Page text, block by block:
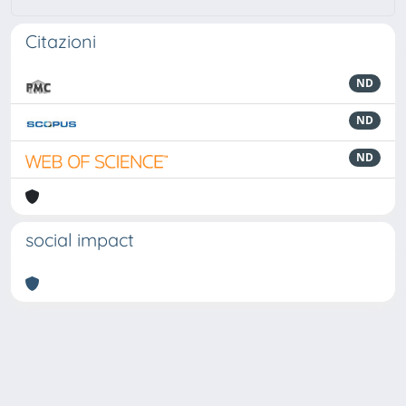
Citazioni
ND
ND
ND
social impact